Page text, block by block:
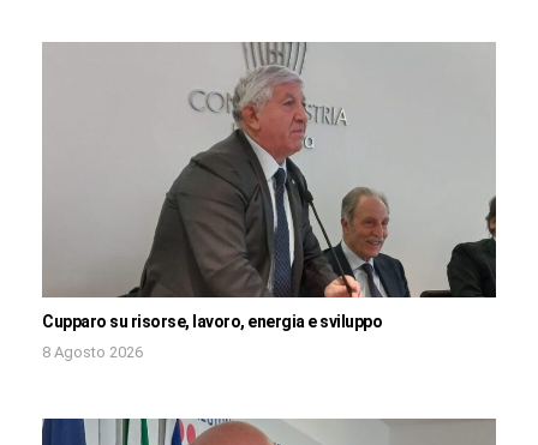
Cupparo su risorse, lavoro, energia e sviluppo
8 Agosto 2026